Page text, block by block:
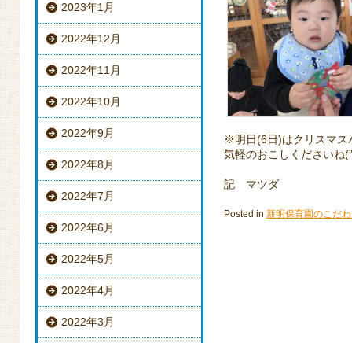
2023年1月
2022年12月
2022年11月
2022年10月
2022年9月
2022年8月
2022年7月
2022年6月
2022年5月
2022年4月
2022年3月
※明日(6日)はクリスマス
気軽のおこしくださいね
記 マツダ
Posted in 新明保育園のこだ